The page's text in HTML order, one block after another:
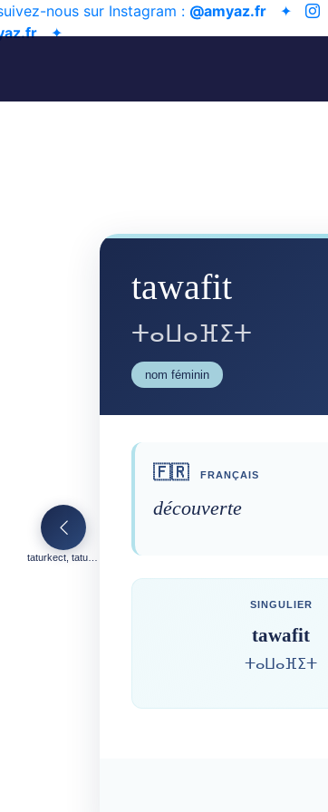
nous sur Instagram : @amyaz.fr ✦
✦
tawafit
ⵜⴰⵡⴰⴼⵉⵜ
nom féminin
🇫🇷 FRANÇAIS
découverte
SINGULIER
tawafit
ⵜⴰⵡⴰⴼⵉⵜ